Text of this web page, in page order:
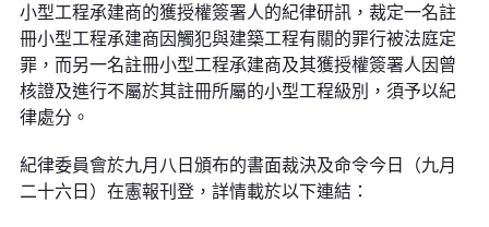
小型工程承建商的獲授權簽署人的紀律研訊，裁定一名註
冊小型工程承建商因觸犯與建築工程有關的罪行被法庭定
罪，而另一名註冊小型工程承建商及其獲授權簽署人因曾
核證及進行不屬於其註冊所屬的小型工程級別，須予以紀
律處分。
紀律委員會於九月八日頒布的書面裁決及命令今日（九月
二十六日）在憲報刊登，詳情載於以下連結：